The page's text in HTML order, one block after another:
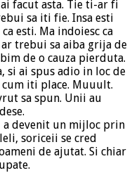
facut asta. Tie ti-ar fi
sa iti fie. Insa esti
esti. Ma indoiesc ca
ar trebui sa aiba grija de
de o cauza pierduta.
si ai spus adio in loc de
cum iti place. Muuult.
sa spun. Unii au
a devenit un mijloc prin
soriceii se cred
de ajutat. Si chiar